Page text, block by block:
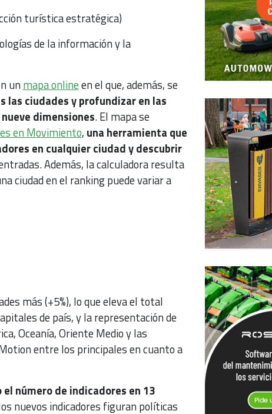
turística estratégica)
de la información y la
unmapa onlineen el que, además, se
ciudades y profundizar en las
dimensiones. El mapa se
en Movimiento, una herramienta que
en cualquier ciudad y descubrir
Además, la calculadora resulta
ciudad en el ranking puede variar a
más (+5%), lo que eleva el total
de país, y la representación de
Oceanía, Oriente Medio y las
entre los principales en cuanto a
número de indicadores en 13
nuevos indicadores figuran políticas